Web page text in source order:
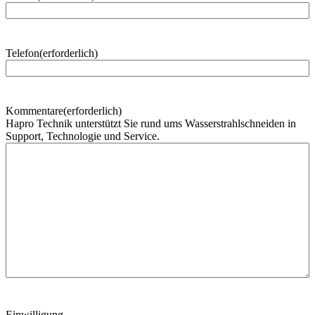
h
n
e
Telefon(erforderlich)
Kommentare(erforderlich)
Hapro Technik unterstützt Sie rund ums Wasserstrahlschneiden in
Support, Technologie und Service.